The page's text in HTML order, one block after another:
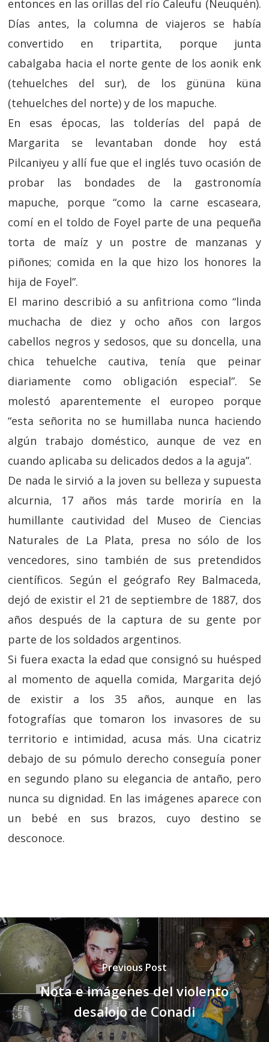
entonces en las orillas del río Caleufu (Neuquén).
Días antes, la columna de viajeros se había
convertido en tripartita, porque junta
cabalgaba hacia el norte gente de los aonik enk
(tehuelches del sur), de los gününa küna
(tehuelches del norte) y de los mapuche.
En esas épocas, las tolderías del papá de
Margarita se levantaban donde hoy está
Pilcaniyeu y allí fue que el inglés tuvo ocasión de
probar las bondades de la gastronomía
mapuche, porque “como la carne escaseara,
comí en el toldo de Foyel parte de una pequeña
torta de maíz y un postre de manzanas y
piñones; comida en la que hizo los honores la
hija de Foyel”.
El marino describió a su anfitriona como “linda
muchacha de diez y ocho años con largos
cabellos negros y sedosos, que su doncella, una
chica tehuelche cautiva, tenía que peinar
diariamente como obligación especial”. Se
molestó aparentemente el europeo porque
“esta señorita no se humillaba nunca haciendo
algún trabajo doméstico, aunque de vez en
cuando aplicaba su delicados dedos a la aguja”.
De nada le sirvió a la joven su belleza y supuesta
alcurnia, 17 años más tarde moriría en la
humillante cautividad del Museo de Ciencias
Naturales de La Plata, presa no sólo de los
vencedores, sino también de sus pretendidos
científicos. Según el geógrafo Rey Balmaceda,
dejó de existir el 21 de septiembre de 1887, dos
años después de la captura de su gente por
parte de los soldados argentinos.
Si fuera exacta la edad que consignó su huésped
al momento de aquella comida, Margarita dejó
de existir a los 35 años, aunque en las
fotografías que tomaron los invasores de su
territorio e intimidad, acusa más. Una cicatriz
debajo de su pómulo derecho conseguía poner
en segundo plano su elegancia de antaño, pero
nunca su dignidad. En las imágenes aparece con
un bebé en sus brazos, cuyo destino se
desconoce.
Previous Post
Nota e imágenes del violento
desalojo de Conadi